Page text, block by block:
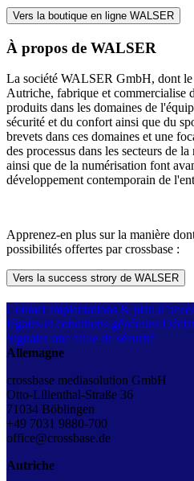
Vers la boutique en ligne WALSER
À propos de WALSER
La société WALSER GmbH, dont le
Autriche, fabrique et commercialise
produits dans les domaines de
sécurité et du confort ainsi que du
brevets dans ces domaines et une
des processus dans les secteurs de
ainsi que de la numérisation font
développement contemporain de
Apprenez-en plus sur la manière
possibilités offertes par crossbase :
Vers la success strory de WALSER
Contact Implantations & plan
légales et conditions générales
Signaler une faille de sécurité
Allemagne
crossbase mediasolution GmbH
Otto-Lilienthal-Straße 36
71034 Böblingen
+49 7031 9880-700
office@crossbase.de
Autriche